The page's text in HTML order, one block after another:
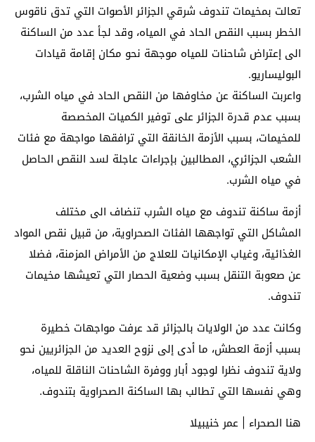
تعالت بمخيمات تندوف شرقي الجزائر الأصوات التي تدق ناقوس
الخطر بسبب النقص الحاد في المياه، وقد لجأ عدد من الساكنة
الى إعتراض شاحنات للمياه موجهة نحو مكان إقامة قيادات
البوليساريو.
واعربت الساكنة عن مخاوفها من النقص الحاد في مياه الشرب،
بسبب عدم قدرة الجزائر على توفير الكميات المخصصة
للمخيمات، بسبب الأزمة الخانقة التي ترافقها مواجهة مع فئات
الشعب الجزائري، المطالبين بإجراءات عاجلة لسد النقص الحاصل
في مياه الشرب.
أزمة ساكنة تندوف مع مياه الشرب تنضاف الى مختلف
المشاكل التي تواجهها الفئات الصحراوية، من قبيل نقص المواد
الغذائية، وغياب الإمكانيات للعلاج من الأمراض المزمنة، فضلا
عن صعوبة التنقل بسبب وضعية الحصار التي تعيشها مخيمات
تندوف.
وكانت عدد من الولايات بالجزائر قد عرفت مواجهات خطيرة
بسبب أزمة العطش، ما أدى إلى نزوح العديد من الجزائريين نحو
ولاية تندوف نظرا لوجود أبار ووفرة الشاحنات الناقلة للمياه،
وهي نفسها التي تطالب بها الساكنة الصحراوية بتندوف.
هنا الصحراء | عمر خنيبيلا